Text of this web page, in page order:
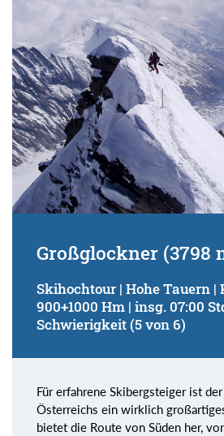
Großglockner (3798
Skihochtour | Hohe Tauern |
900+1000 Hm | insg. 07:00
Schwierigkeit (5 von 6)
Für erfahrene Skibergsteiger ist
Österreichs ein wirklich
bietet die Route von Süden her,